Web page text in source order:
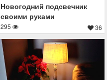
Новогодний подсвечник
своими руками
295 36